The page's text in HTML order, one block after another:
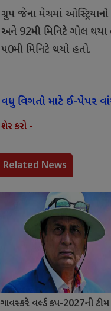
ગ્રુપ જેના મેચમાં
અને 92મી મિનિટે ગોલ થયા
પ0મી મિનિટે થયો હતો.
વધુ વિગતો માટે ઈ-પેપર
શેર કરો -
Related News
ગાવસ્કરે વર્લ્ડ કપ-2027ની